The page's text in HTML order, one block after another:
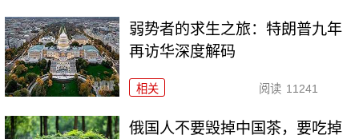
弱势者的求生之旅：特朗普九年
再访华深度解码
相关 阅读 11241
俄国人不要毁掉中国茶，要吃掉